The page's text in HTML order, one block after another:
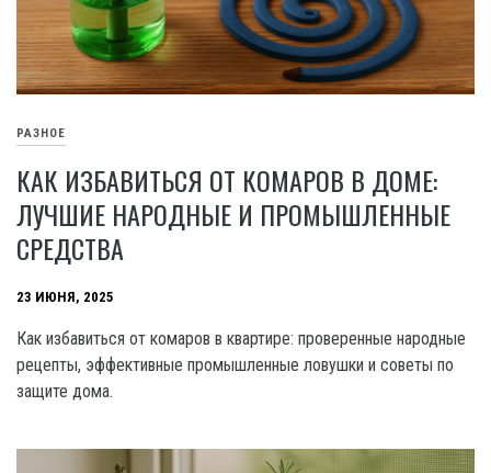
РАЗНОЕ
КАК ИЗБАВИТЬСЯ ОТ КОМАРОВ В ДОМЕ:
ЛУЧШИЕ НАРОДНЫЕ И ПРОМЫШЛЕННЫЕ
СРЕДСТВА
23 ИЮНЯ, 2025
Как избавиться от комаров в квартире: проверенные народные
рецепты, эффективные промышленные ловушки и советы по
защите дома.